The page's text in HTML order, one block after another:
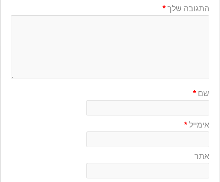
התגובה שלך*
שם*
אימייל*
אתר